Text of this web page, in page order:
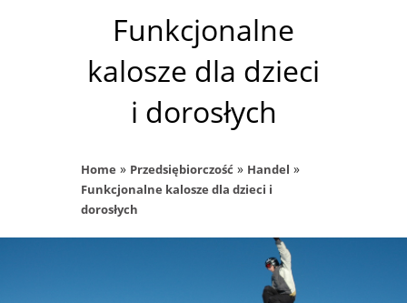
Funkcjonalne
kalosze dla dzieci
i dorosłych
Home » Przedsiębiorczość » Handel »
Funkcjonalne kalosze dla dzieci i
dorosłych